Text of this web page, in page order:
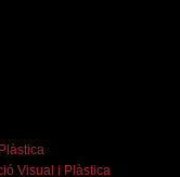
Visual i Plàstica